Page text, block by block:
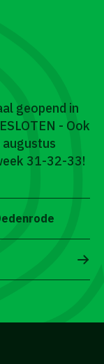
geopend in
- Ook
31-32-33!